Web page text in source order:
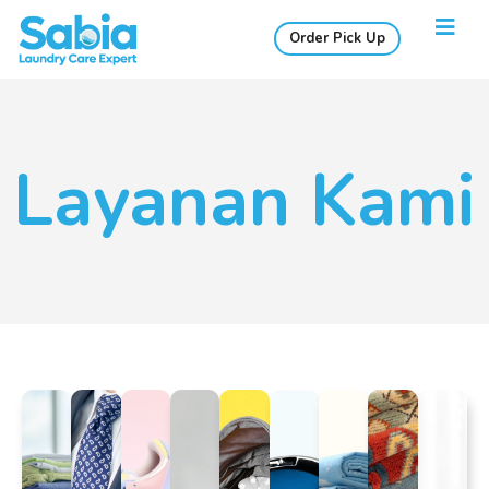
Order Pick Up
Layanan Kami